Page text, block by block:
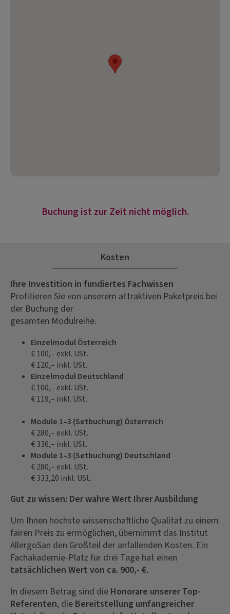
Buchung ist zur Zeit nicht möglich.
Kosten
Ihre Investition in fundiertes Fachwissen
Profitieren Sie von unserem attraktiven Paketpreis bei
der Buchung der
gesamten Modulreihe.
Einzelmodul Österreich
€ 100,– exkl. USt.
€ 120,– inkl. USt.
Einzelmodul Deutschland
€ 100,– exkl. USt.
€ 119,– inkl. USt.
Module 1–3 (Setbuchung) Österreich
€ 280,– exkl. USt.
€ 336,– inkl. USt.
Module 1–3 (Setbuchung) Deutschland
€ 280,– exkl. USt.
€ 333,20 inkl. USt.
Gut zu wissen: Der wahre Wert Ihrer Ausbildung
Um Ihnen höchste wissenschaftliche Qualität zu einem
fairen Preis zu ermöglichen, übernimmt das Institut
AllergoSan den Großteil der anfallenden Kosten. Ein
Fachakademie-Platz für drei Tage hat einen
tatsächlichen Wert von ca. 900,- €.
In diesem Betrag sind die Honorare unserer Top-
Referenten, die Bereitstellung umfangreicher